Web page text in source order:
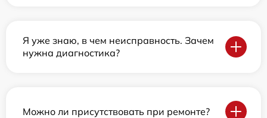
Я уже знаю, в чем неисправность. Зачем
нужна диагностика?
Можно ли присутствовать при ремонте?